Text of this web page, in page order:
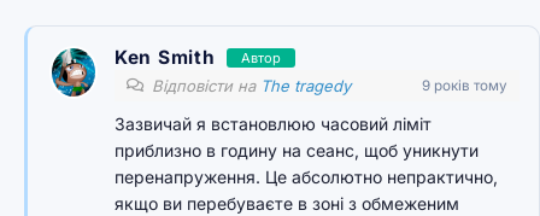
Ken Smith Автор
Відповісти на The tragedy 9 років тому
Зазвичай я встановлюю часовий ліміт
приблизно в годину на сеанс, щоб уникнути
перенапруження. Це абсолютно непрактично,
якщо ви перебуваєте в зоні з обмеженим